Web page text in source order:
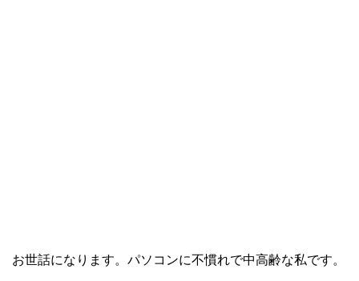
お世話になります。パソコンに不慣れで中高齢な私です。